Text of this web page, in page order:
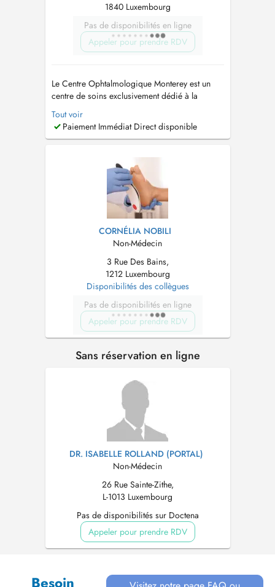
1840 Luxembourg
Pas de disponibilités en ligne
Appeler pour prendre RDV
Le Centre Ophtalmologique Monterey est un
centre de soins exclusivement dédié à la
chirurgie des troubles visuels imposant le port
de lunettes ou de lentilles. Chirurgie Réfractive
Laser | Myopie - Hypermétropie - Astigmatisme
Tout voir
Paiement Immédiat Direct disponible
CORNÉLIA NOBILI
Non-Médecin
3 Rue Des Bains,
1212 Luxembourg
Disponibilités des collègues
Pas de disponibilités en ligne
Appeler pour prendre RDV
Sans réservation en ligne
DR. ISABELLE ROLLAND (PORTAL)
Non-Médecin
26 Rue Sainte-Zithe,
L-1013 Luxembourg
Pas de disponibilités sur Doctena
Appeler pour prendre RDV
Besoin